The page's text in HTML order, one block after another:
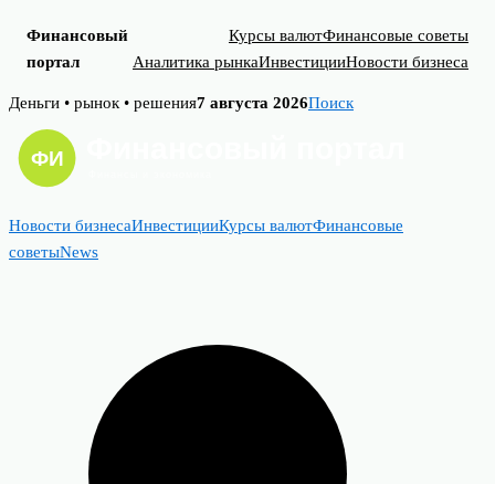
Финансовый
портал
Курсы валютФинансовые советы
Аналитика рынкаИнвестицииНовости бизнеса
Skip
content
Деньги • рынок • решения7 августа 2026Поиск
Новости бизнесаИнвестицииКурсы валютФинансовые
советыNews